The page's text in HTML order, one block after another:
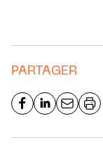
PARTAGER